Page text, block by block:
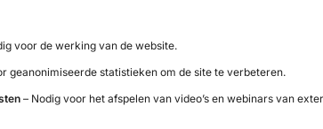
voor de werking van de website.
geanonimiseerde statistieken om de site te verbeteren.
– Nodig voor het afspelen van video’s en webinars van
volgordelijk):